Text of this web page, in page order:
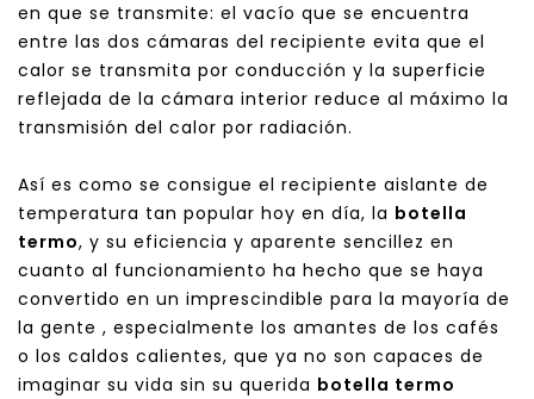
en que se transmite: el vacío que se encuentra
entre las dos cámaras del recipiente evita que el
calor se transmita por conducción y la superficie
reflejada de la cámara interior reduce al máximo la
transmisión del calor por radiación.
Así es como se consigue el recipiente aislante de
temperatura tan popular hoy en día, la botella
termo, y su eficiencia y aparente sencillez en
cuanto al funcionamiento ha hecho que se haya
convertido en un imprescindible para la mayoría de
la gente , especialmente los amantes de los cafés
o los caldos calientes, que ya no son capaces de
imaginar su vida sin su querida botella termo